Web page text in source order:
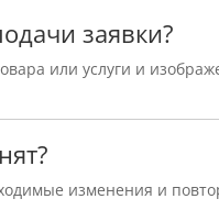
заявки?
или услуги и
изменения и